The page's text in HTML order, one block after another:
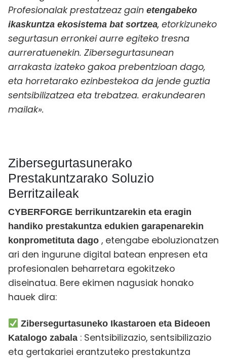
Profesionalak prestatzeaz gain etengabeko
ikaskuntza ekosistema bat sortzea, etorkizuneko
segurtasun erronkei aurre egiteko tresna
aurreratuenekin. Zibersegurtasunean
arrakasta izateko gakoa prebentzioan dago,
eta horretarako ezinbestekoa da jende guztia
sentsibilizatzea eta trebatzea. erakundearen
mailak».
Zibersegurtasunerako
Prestakuntzarako Soluzio
Berritzaileak
CYBERFORGE berrikuntzarekin eta eragin
handiko prestakuntza edukien garapenarekin
konprometituta dago , etengabe eboluzionatzen
ari den ingurune digital batean enpresen eta
profesionalen beharretara egokitzeko
diseinatua. Bere ekimen nagusiak honako
hauek dira:
Zibersegurtasuneko Ikastaroen eta Bideoen
Katalogo zabala : Sentsibilizazio, sentsibilizazio
eta gertakariei erantzuteko prestakuntza